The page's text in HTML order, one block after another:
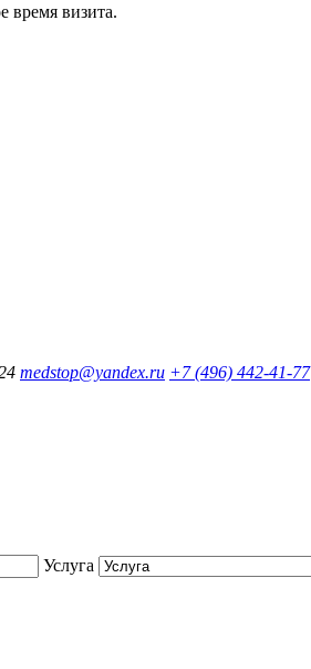
время визита.
medstop@yandex.ru +7 (496) 442-41-77
Услуга